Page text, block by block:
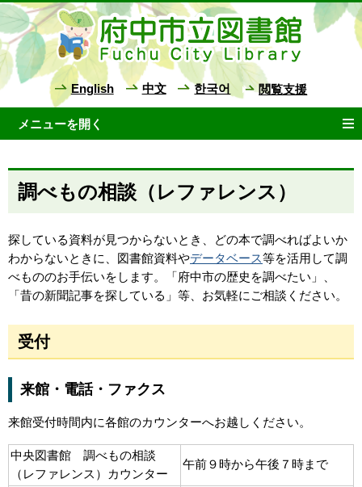
English 中文 한국어 閲覧支援
調べもの相談（レファレンス）
探している資料が見つからないとき、どの本で調べればよいか
わからないときに、図書館資料やデータベース等を活用して調
べもののお手伝いをします。「府中市の歴史を調べたい」、
「昔の新聞記事を探している」等、お気軽にご相談ください。
受付
来館・電話・ファクス
来館受付時間内に各館のカウンターへお越しください。
中央図書館 調べもの相談
（レファレンス）カウンター
午前９時から午後７時まで